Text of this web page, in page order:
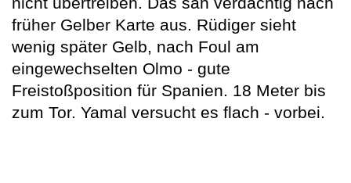
früher Gelber Karte aus. Rüdiger sieht
wenig später Gelb, nach Foul am
eingewechselten Olmo - gute
Freistoßposition für Spanien. 18 Meter bis
zum Tor. Yamal versucht es flach - vorbei.